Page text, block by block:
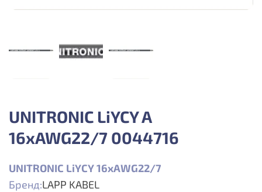
UNITRONIC LiYCY A
16xAWG22/7 0044716
UNITRONIC LiYCY 16xAWG22/7
Бренд:LAPP KABEL